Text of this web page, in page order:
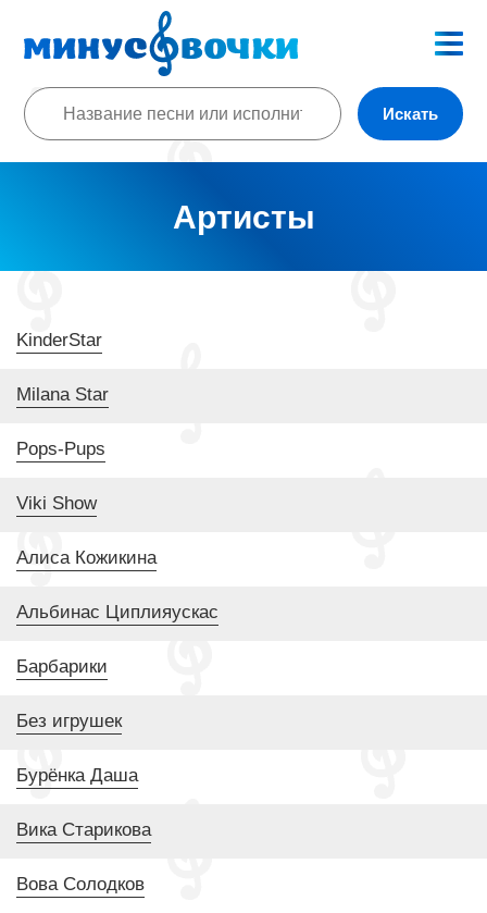
Искать
Артисты
KinderStar
Milana Star
Pops-Pups
Viki Show
Алиса Кожикина
Альбинас Циплияускас
Барбарики
Без игрушек
Бурёнка Даша
Вика Старикова
Вова Солодков